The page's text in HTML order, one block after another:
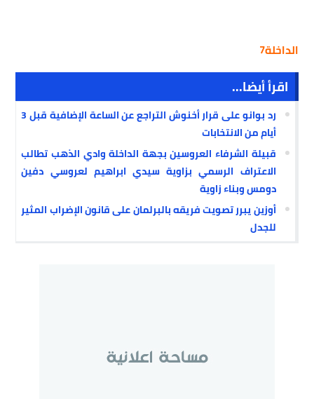
الداخلة7
اقرأ أيضا...
رد بوانو على قرار أخنوش التراجع عن الساعة الإضافية قبل 3
أيام من الانتخابات
قبيلة الشرفاء العروسين بجهة الداخلة وادي الذهب تطالب
الاعتراف الرسمي بزاوية سيدي ابراهيم لعروسي دفين
دومس وبناء زاوية
أوزين يبرر تصويت فريقه بالبرلمان على قانون الإضراب المثير
للجدل